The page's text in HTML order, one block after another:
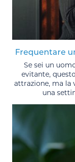
Frequentare
Se sei un
evitante,
attrazione, ma la
una